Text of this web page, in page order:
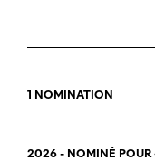
1 NOMINATION
2026 - NOMINÉ POUR